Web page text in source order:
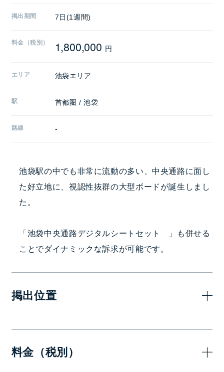
掲出期間 7日(1週間)
料金（税別） 1,800,000 円
エリア 池袋エリア
駅 首都圏 / 池袋
路線 -
池袋駅の中でも非常に流動の多い、中央通路に面し
た好立地に、視認性抜群の大型ボードが誕生しまし
た。
「池袋中央通路デジタルシートセット 」も併せる
ことでダイナミックな訴求が可能です。
掲出位置
料金（税別）